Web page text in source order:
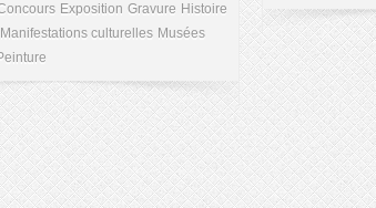
Exposition Gravure Histoire
Manifestations culturelles Musées